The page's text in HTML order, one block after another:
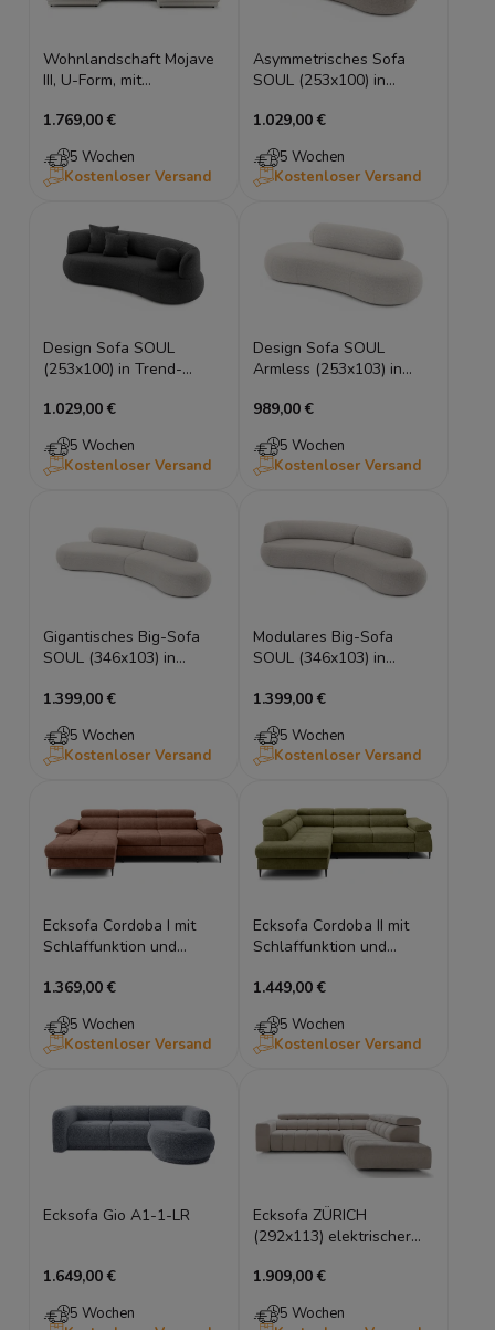
Wohnlandschaft Mojave
III, U-Form, mit
1.769,00 €
5 Wochen
Kostenloser Versand
Asymmetrisches Sofa
SOUL (253x100) in
Armlehne
1.029,00 €
5 Wochen
Kostenloser Versand
Design Sofa SOUL
(253x100) in Trend-
HR-Schaum
1.029,00 €
5 Wochen
Kostenloser Versand
Design Sofa SOUL
Armless (253x103) in
Armlehnen
989,00 €
5 Wochen
Kostenloser Versand
Gigantisches Big-Sofa
SOUL (346x103) in
Schaum
1.399,00 €
5 Wochen
Kostenloser Versand
Modulares Big-Sofa
SOUL (346x103) in
Schaum
1.399,00 €
5 Wochen
Kostenloser Versand
Ecksofa Cordoba I mit
Schlaffunktion und
1.369,00 €
5 Wochen
Kostenloser Versand
Ecksofa Cordoba II mit
Schlaffunktion und
1.449,00 €
5 Wochen
Kostenloser Versand
Ecksofa Gio A1-1-LR
1.649,00 €
5 Wochen
Ecksofa ZÜRICH
(292x113) elektrischer
Kopfstützen
1.909,00 €
5 Wochen